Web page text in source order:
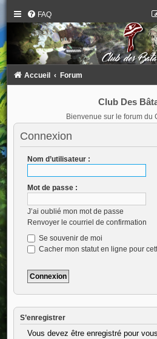
FAQ
Accueil Forum
Club Des
Bienvenue sur le forum du
Connexion
Nom d’utilisateur :
Mot de passe :
J’ai oublié mon mot de passe
Renvoyer le courriel de confirmation
Se souvenir de moi
Cacher mon statut en ligne pour
S’enregistrer
Vous devez être enregistré pour